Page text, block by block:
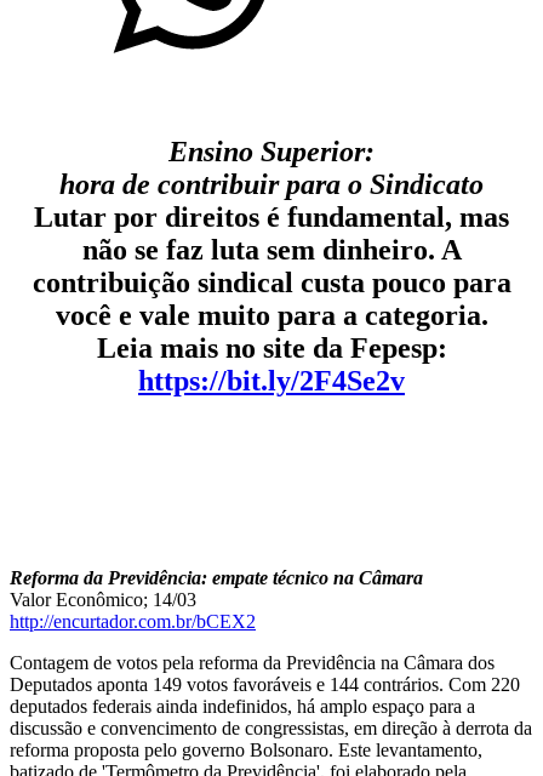
Ensino Superior:
hora de contribuir para o Sindicato
Lutar por direitos é fundamental, mas
não se faz luta sem dinheiro. A
contribuição sindical custa pouco para
você e vale muito para a categoria.
Leia mais no site da Fepesp:
https://bit.ly/2F4Se2v
Reforma da Previdência: empate técnico na Câmara
Valor Econômico; 14/03
http://encurtador.com.br/bCEX2
Contagem de votos pela reforma da Previdência na Câmara dos
Deputados aponta 149 votos favoráveis e 144 contrários. Com 220
deputados federais ainda indefinidos, há amplo espaço para a
discussão e convencimento de congressistas, em direção à derrota da
reforma proposta pelo governo Bolsonaro. Este levantamento,
batizado de 'Termômetro da Previdência', foi elaborado pela